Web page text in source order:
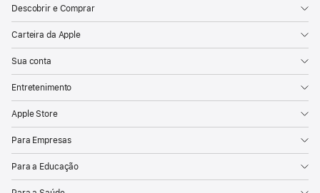
Descobrir e Comprar
Carteira da Apple
Sua conta
Entretenimento
Apple Store
Para Empresas
Para a Educação